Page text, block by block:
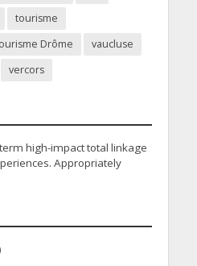
tourisme
Drôme
vaucluse
vercors
high-impact total linkage
Appropriately